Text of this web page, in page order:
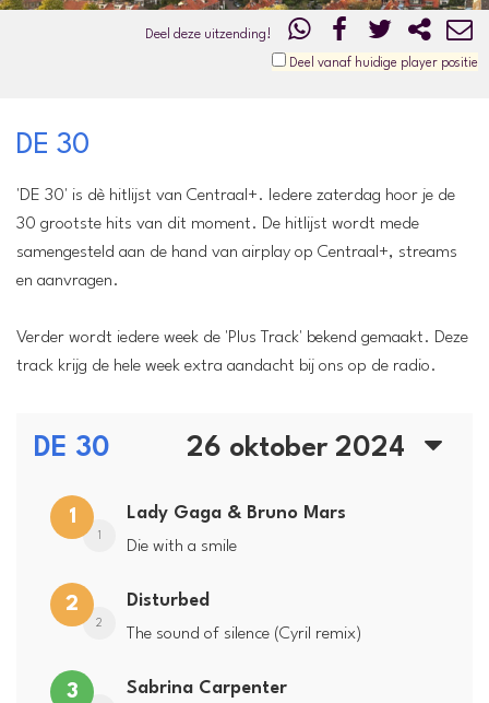
Deel deze uitzending!
Deel vanaf huidige player positie
DE 30
'DE 30' is dè hitlijst van Centraal+. Iedere zaterdag hoor je de
30 grootste hits van dit moment. De hitlijst wordt mede
samengesteld aan de hand van airplay op Centraal+, streams
en aanvragen.
Verder wordt iedere week de 'Plus Track' bekend gemaakt. Deze
track krijg de hele week extra aandacht bij ons op de radio.
DE 30 26 oktober 2024
1
1
Lady Gaga & Bruno Mars
Die with a smile
2
2
Disturbed
The sound of silence (Cyril remix)
3 Sabrina Carpenter